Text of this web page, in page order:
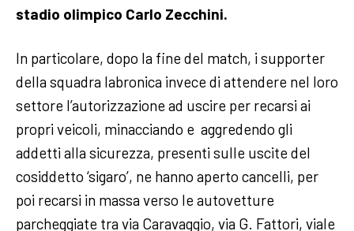
stadio olimpico Carlo Zecchini.
In particolare, dopo la fine del match, i supporter
della squadra labronica invece di attendere nel loro
settore l’autorizzazione ad uscire per recarsi ai
propri veicoli, minacciando e aggredendo gli
addetti alla sicurezza, presenti sulle uscite del
cosiddetto ‘sigaro’, ne hanno aperto cancelli, per
poi recarsi in massa verso le autovetture
parcheggiate tra via Caravaggio, via G. Fattori, viale